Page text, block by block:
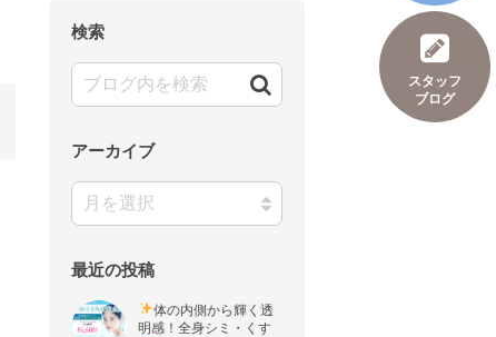
検索
アーカイブ
最近の投稿
体の内側から輝く透
明感！全身シミ・くす
スタッフ
ブログ